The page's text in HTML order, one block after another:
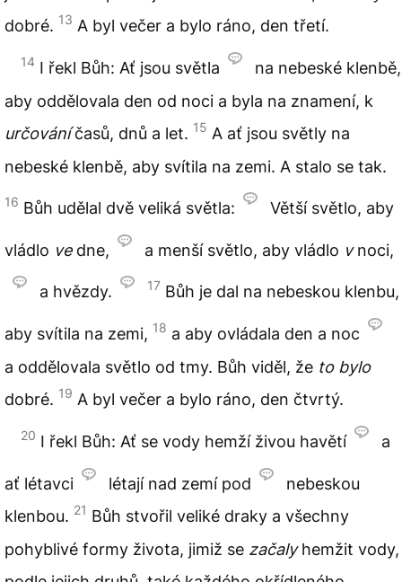
dobré. 13 A byl večer a bylo ráno, den třetí.
14 I řekl Bůh: Ať jsou světla
na nebeské klenbě,
aby oddělovala den od noci a byla na znamení, k
určováníčasů, dnů a let. 15 A ať jsou světly na
nebeské klenbě, aby svítila na zemi. A stalo se tak.
16 Bůh udělal dvě veliká světla: Větší světlo, aby
vládlo vedne, a menší světlo, aby vládlo vnoci,
a hvězdy. 17 Bůh je dal na nebeskou klenbu,
aby svítila na zemi, 18 a aby ovládala den a noc
a oddělovala světlo od tmy. Bůh viděl, že to bylo
dobré. 19 A byl večer a bylo ráno, den čtvrtý.
20 I řekl Bůh: Ať se vody hemží živou havětí a
ať létavci létají nad zemí pod
nebeskou
klenbou. 21 Bůh stvořil veliké draky a všechny
pohyblivé formy života, jimiž se začalyhemžit vody,